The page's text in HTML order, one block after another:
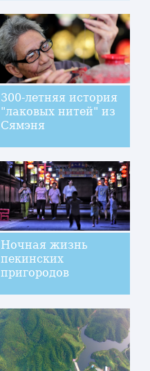
300-летняя история
"лаковых нитей" из
Сямэня
Ночная жизнь
пекинских
пригородов